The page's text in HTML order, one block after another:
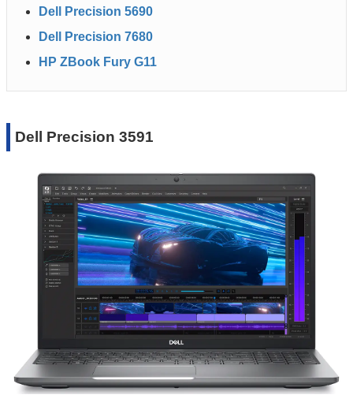
Dell Precision 5690
Dell Precision 7680
HP ZBook Fury G11
Dell Precision 3591